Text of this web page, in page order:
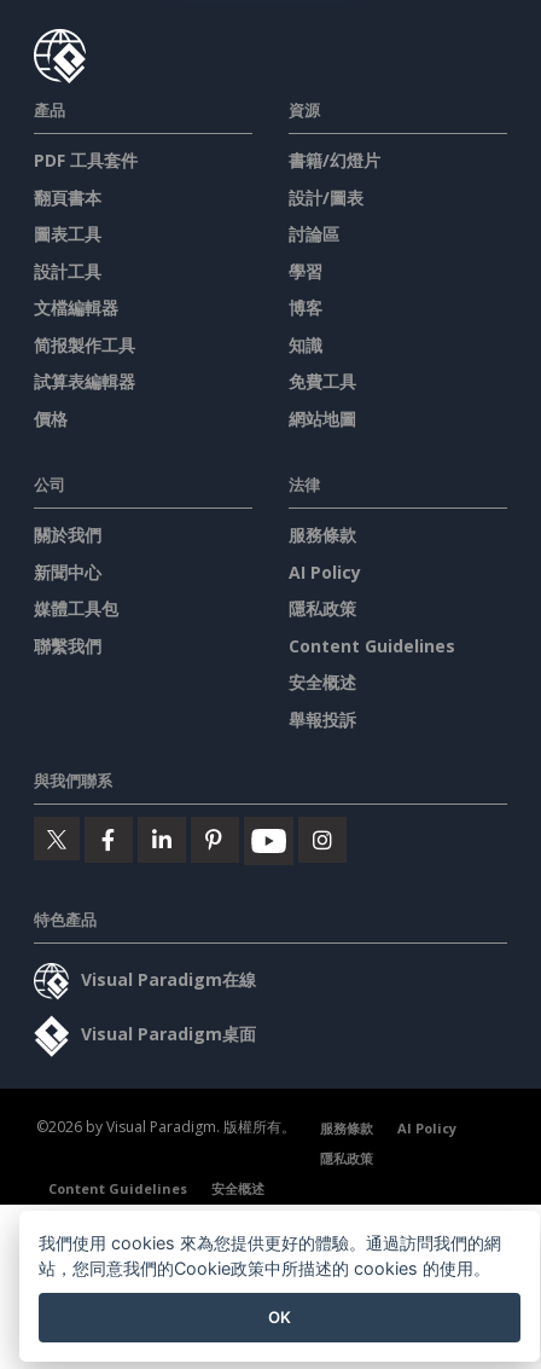
產品
PDF 工具套件
翻頁書本
圖表工具
設計工具
文檔編輯器
简报製作工具
試算表編輯器
價格
資源
書籍/幻燈片
設計/圖表
討論區
學習
博客
知識
免費工具
網站地圖
公司
關於我們
新聞中心
媒體工具包
聯繫我們
法律
服務條款
AI Policy
隱私政策
Content Guidelines
安全概述
舉報投訴
與我們聯系
特色產品
Visual Paradigm在線
Visual Paradigm桌面
©2026 by Visual Paradigm. 版權所有。 服務條款
AI Policy
隱私政策
Content Guidelines
安全概述
我們使用 cookies 來為您提供更好的體驗。通過訪問我們的網
站，您同意我們的Cookie政策中所描述的 cookies 的使用。
OK